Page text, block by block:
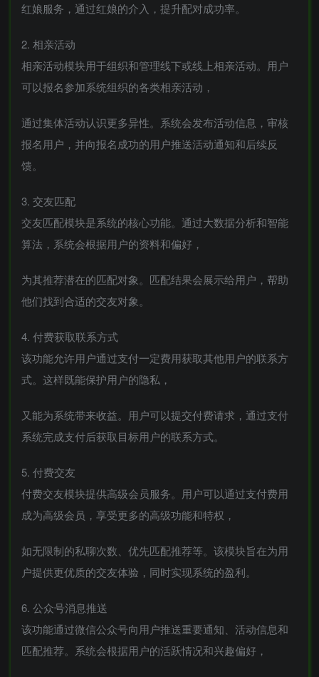
红娘服务，通过红娘的介入，提升配对成功率。
2. 相亲活动
相亲活动模块用于组织和管理线下或线上相亲活动。用户
可以报名参加系统组织的各类相亲活动，
通过集体活动认识更多异性。系统会发布活动信息，审核
报名用户，并向报名成功的用户推送活动通知和后续反
馈。
3. 交友匹配
交友匹配模块是系统的核心功能。通过大数据分析和智能
算法，系统会根据用户的资料和偏好，
为其推荐潜在的匹配对象。匹配结果会展示给用户，帮助
他们找到合适的交友对象。
4. 付费获取联系方式
该功能允许用户通过支付一定费用获取其他用户的联系方
式。这样既能保护用户的隐私，
又能为系统带来收益。用户可以提交付费请求，通过支付
系统完成支付后获取目标用户的联系方式。
5. 付费交友
付费交友模块提供高级会员服务。用户可以通过支付费用
成为高级会员，享受更多的高级功能和特权，
如无限制的私聊次数、优先匹配推荐等。该模块旨在为用
户提供更优质的交友体验，同时实现系统的盈利。
6. 公众号消息推送
该功能通过微信公众号向用户推送重要通知、活动信息和
匹配推荐。系统会根据用户的活跃情况和兴趣偏好，